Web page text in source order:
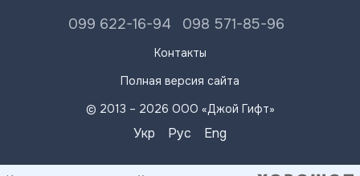
099 622-16-94 098 571-85-96
Контакты
Полная версия сайта
© 2013 – 2026 ООО «Джой Гифт»
Укр Рус Eng